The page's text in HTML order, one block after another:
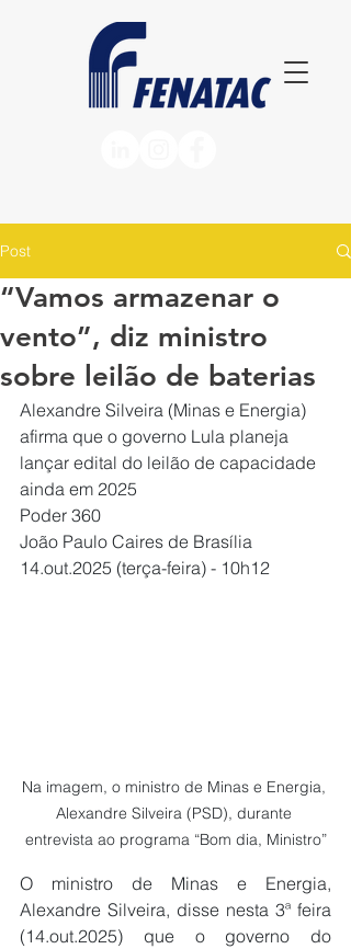
Post
“Vamos armazenar o
vento”, diz ministro
sobre leilão de baterias
Alexandre Silveira (Minas e Energia)
afirma que o governo Lula planeja
lançar edital do leilão de capacidade
ainda em 2025
Poder 360
João Paulo Caires de Brasília
14.out.2025 (terça-feira) - 10h12
Na imagem, o ministro de Minas e Energia,
Alexandre Silveira (PSD), durante
entrevista ao programa “Bom dia, Ministro”
O ministro de Minas e Energia,
Alexandre Silveira, disse nesta 3ª feira
(14.out.2025) que o governo do